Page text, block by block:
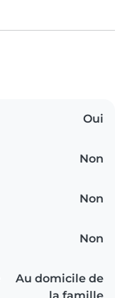
Oui
Non
Non
Non
Au domicile de